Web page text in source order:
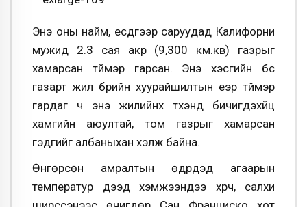
Энэ оны найм, есдүгээр саруудад Калифорни
мужид 2.3 сая акр (9,300 км.кв) газрыг
хамарсан түймэр гарсан. Энэ хэсгийн бүс
газарт жил бүрийн хуурайшилтын үеэр түймэр
гардаг ч энэ жилийнх түүхэнд бичигдэхүйц
хамгийн аюултай, том газрыг хамарсан
гэдгийг албаныхан хэлж байна.
Өнгөрсөн амралтын өдрүүдэд агаарын
температур дээд хэмжээндээ хүрч, салхи